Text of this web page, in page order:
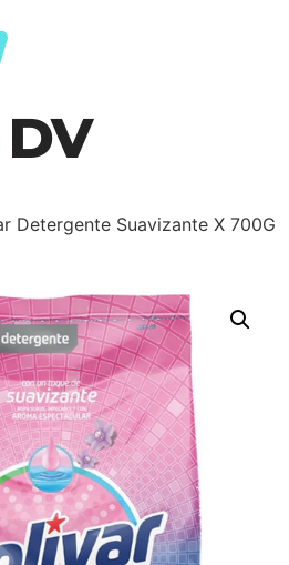
Detergente Suavizante X 700G